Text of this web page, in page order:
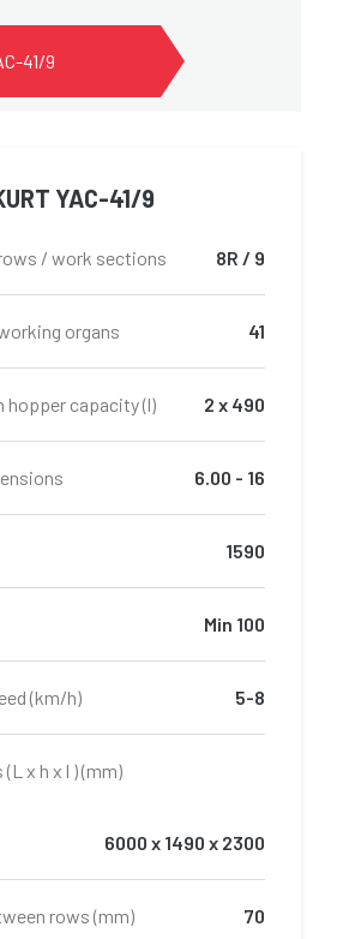
41/9
YAC-41/9
/ work sections 8R / 9
organs 41
hopper capacity (l) 2 x 490
6.00 - 16
1590
Min 100
(km/h) 5-8
x h x l ) (mm)
6000 x 1490 x 2300
rows (mm) 70